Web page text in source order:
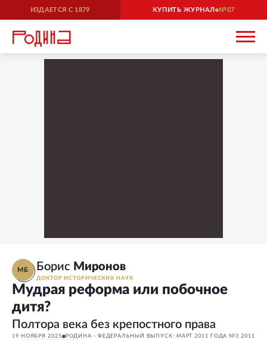
ИЗДАЕТСЯ С 1879 КУПИТЬ ЖУРНАЛ 07
МБ Борис Миронов
ДОКТОР ИСТОРИЧЕСКИХ НАУК
Мудрая реформа или побочное
дитя?
Полтора века без крепостного права
19 НОЯБРЯ 2025 РОДИНА - ФЕДЕРАЛЬНЫЙ ВЫПУСК: МАРТ 2011 ГОДА №3 2011